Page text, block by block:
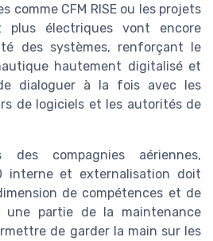
comme CFM RISE ou les projets
plus électriques vont encore
des systèmes, renforçant le
hautement digitalisé et
dialoguer à la fois avec les
de logiciels et les autorités de
des compagnies aériennes,
interne et externalisation doit
de compétences et de
une partie de la maintenance
de garder la main sur les